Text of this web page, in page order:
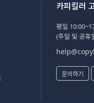
카피킬러
평일
(주말 및 공휴
문의하기